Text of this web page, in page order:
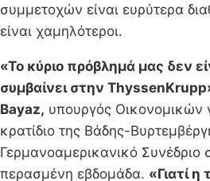
συμμετοχών είναι ευρύτερα
είναι χαμηλότεροι.
«Το κύριο πρόβλημά μας δεν
συμβαίνει στην
Bayaz, υπουργός Οικονομικών
κρατίδιο της Βάδης-
Γερμανοαμερικανικό Συνέδριο
περασμένη εβδομάδα. «Γιατί η